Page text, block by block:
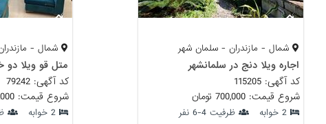
شمال - مازندران - سلمان شهر
اجاره ویلا دنج در سلمانشهر
کد آگهی: 115205
شروع قیمت: 700,000 تومان
2 خوابه ظرفیت 4-6 نفر
شمال -
متل قو ويلا دو
کد آگهی: 79242
شروع قیمت: 1,500,000 تومان
2 خوابه